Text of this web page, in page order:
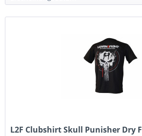
L2F Clubshirt Skull Punisher Dry